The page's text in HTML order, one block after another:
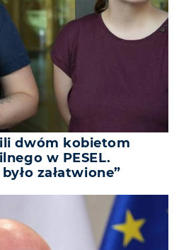
dwóm kobietom
w PESEL.
załatwione”